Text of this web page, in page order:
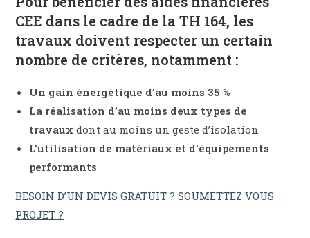
CEE dans le cadre de la TH 164, les
travaux doivent respecter un certain
nombre de critères, notamment :
Un gain énergétique d’au moins 35 %
La réalisation d’au moins deux types de
travaux dont au moins un geste d’isolation
L’utilisation de matériaux et d’équipements
performants
BESOIN D’UN DEVIS GRATUIT ? SOUMETTEZ VOUS
PROJET ?